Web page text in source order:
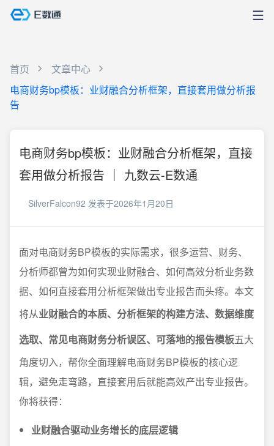
首页
文章中心
电商财务bp模板：业财融合分析框架，直接套用做分析报
告
电商财务bp模板：业财融合分析框架，直接
套用做分析报告 ｜ 九数云-E数通
SilverFalcon92 发表于2026年1月20日
面对电商财务BP模板的实际需求，很多运营、财务、
分析师都曾为如何实现业财融合、如何高效分析业务数
据、如何直接套用分析框架做出专业报告而头疼。本文
将从业财融合的本质、分析框架的构建方法、数据维度
选取、常见电商财务分析误区、可落地的报告模板五大
角度切入，帮你全面理解电商财务BP模板的核心逻
辑，避免走弯路，直接套用后就能高效产出专业报告。
你将获得：
业财融合驱动业务增长的底层逻辑